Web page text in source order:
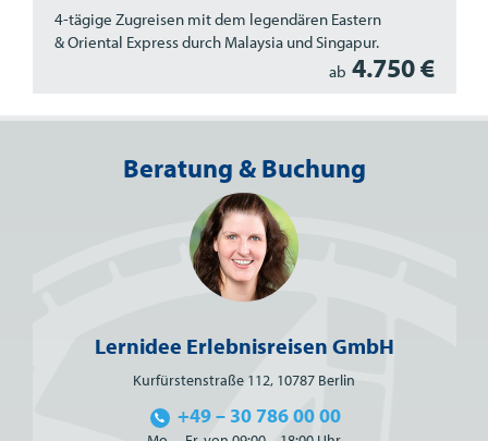
4-tägige Zugreisen mit dem legendären Eastern
& Oriental Express durch Malaysia und Singapur.
ab 4.750 €
Beratung & Buchung
Lernidee Erlebnisreisen GmbH
Kurfürstenstraße 112, 10787 Berlin
+49 – 30 786 00 00